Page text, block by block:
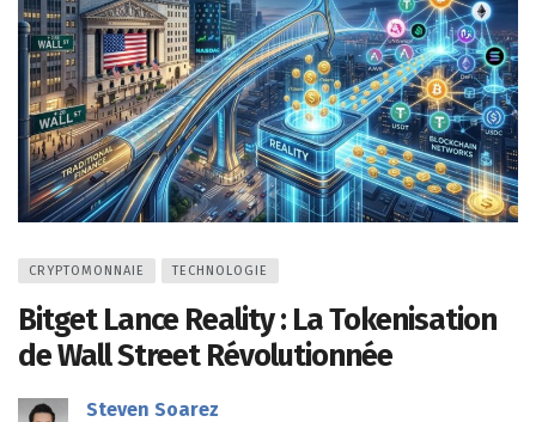
CRYPTOMONNAIE TECHNOLOGIE
Bitget Lance Reality : La Tokenisation
de Wall Street Révolutionnée
Steven Soarez